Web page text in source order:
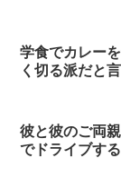
学食でカレー
く切る派だと
彼と彼のご両
でドライブす